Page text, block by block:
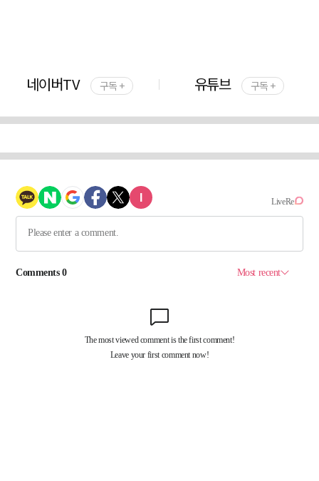
네이버TV 구독 + 유튜브 구독 +